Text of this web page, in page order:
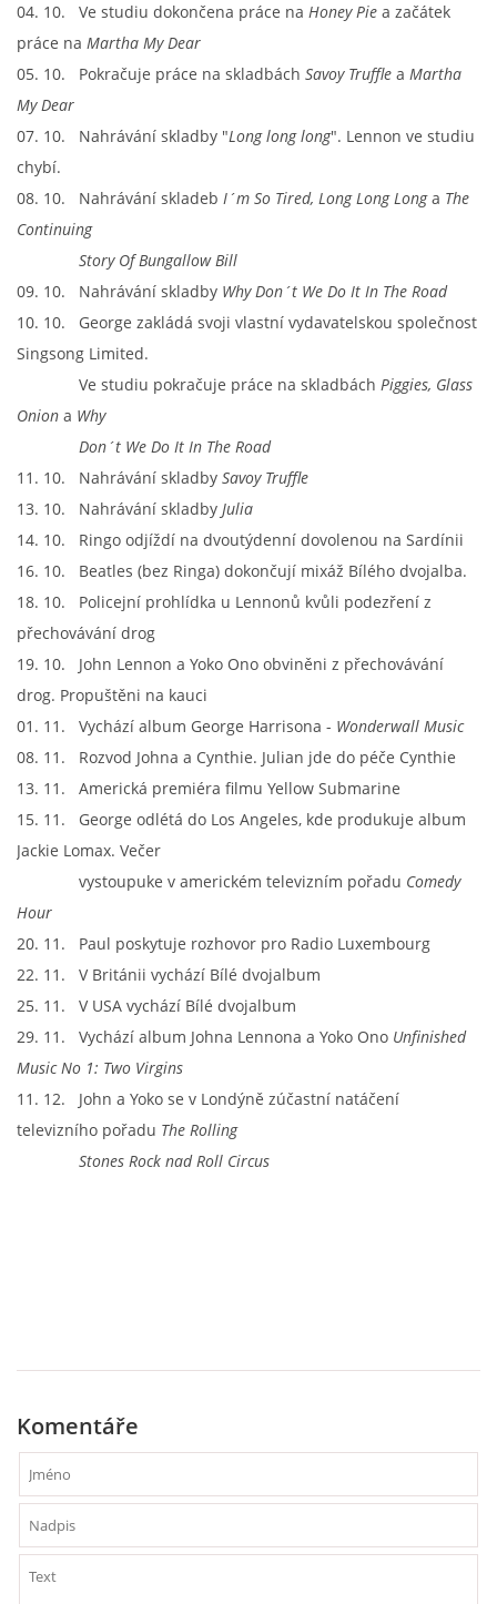
04. 10. Ve studiu dokončena práce na Honey Pie a začátek
práce na Martha My Dear
05. 10. Pokračuje práce na skladbách Savoy Truffle a Martha
My Dear
07. 10. Nahrávání skladby "Long long long". Lennon ve studiu
chybí.
08. 10. Nahrávání skladeb I´m So Tired, Long Long Longa The
Continuing
Story Of Bungallow Bill
09. 10. Nahrávání skladby Why Don´t We Do It In The Road
10. 10. George zakládá svoji vlastní vydavatelskou společnost
Singsong Limited.
Ve studiu pokračuje práce na skladbách Piggies, Glass
Onion a Why
Don´t We Do It In The Road
11. 10. Nahrávání skladby Savoy Truffle
13. 10. Nahrávání skladby Julia
14. 10. Ringo odjíždí na dvoutýdenní dovolenou na Sardínii
16. 10. Beatles (bez Ringa) dokončují mixáž Bílého dvojalba.
18. 10. Policejní prohlídka u Lennonů kvůli podezření z
přechovávání drog
19. 10. John Lennon a Yoko Ono obviněni z přechovávání
drog. Propuštěni na kauci
01. 11. Vychází album George Harrisona - Wonderwall Music
08. 11. Rozvod Johna a Cynthie. Julian jde do péče Cynthie
13. 11. Americká premiéra filmu Yellow Submarine
15. 11. George odlétá do Los Angeles, kde produkuje album
Jackie Lomax. Večer
vystoupuke v americkém televizním pořadu Comedy
Hour
20. 11. Paul poskytuje rozhovor pro Radio Luxembourg
22. 11. V Británii vychází Bílé dvojalbum
25. 11. V USA vychází Bílé dvojalbum
29. 11. Vychází album Johna Lennona a Yoko Ono Unfinished
Music No 1: Two Virgins
11. 12. John a Yoko se v Londýně zúčastní natáčení
televizního pořadu The Rolling
Stones Rock nad Roll Circus
Komentáře